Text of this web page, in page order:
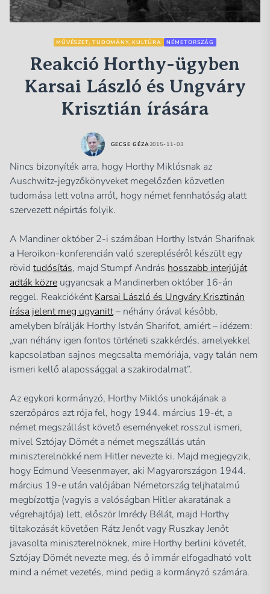
MŰVÉSZET, TUDOMÁNY, KULTÚRA NÉMETORSZÁG
Reakció Horthy-ügyben
Karsai László és Ungváry
Krisztián írására
GECSE GÉZA2015-11-03
Nincs bizonyíték arra, hogy Horthy Miklósnak az
Auschwitz-jegyzőkönyveket megelőzően közvetlen
tudomása lett volna arról, hogy német fennhatóság alatt
szervezett népirtás folyik.
A Mandiner október 2-i számában Horthy István Sharifnak
a Heroikon-konferencián való szerepléséről készült egy
rövid tudósítás, majd Stumpf András hosszabb interjúját
adták közre ugyancsak a Mandinerben október 16-án
reggel. ReakciókéntKarsai László és Ungváry Krisztinán
írása jelent meg ugyanitt– néhány órával később,
amelyben bírálják Horthy István Sharifot, amiért – idézem:
„van néhány igen fontos történeti szakkérdés, amelyekkel
kapcsolatban sajnos megcsalta memóriája, vagy talán nem
ismeri kellő alapossággal a szakirodalmat”.
Az egykori kormányzó, Horthy Miklós unokájának a
szerzőpáros azt rója fel, hogy 1944. március 19-ét, a
német megszállást követő eseményeket rosszul ismeri,
mivel Sztójay Dömét a német megszállás után
miniszterelnökké nem Hitler nevezte ki. Majd megjegyzik,
hogy Edmund Veesenmayer, aki Magyarországon 1944.
március 19-e után valójában Németország teljhatalmú
megbízottja (vagyis a valóságban Hitler akaratának a
végrehajtója) lett, először Imrédy Bélát, majd Horthy
tiltakozását követően Rátz Jenőt vagy Ruszkay Jenőt
javasolta miniszterelnöknek, mire Horthy berlini követét,
Sztójay Dömét nevezte meg, és ő immár elfogadható volt
mind a német vezetés, mind pedig a kormányzó számára.